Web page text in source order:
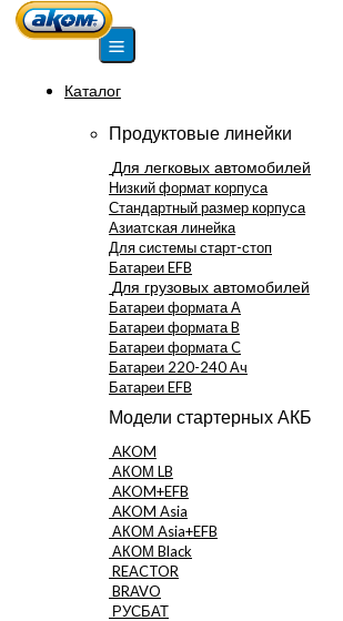
Москва
Каталог
Продуктовые линейки
Для легковых автомобилей
Низкий формат корпуса
Стандартный размер корпуса
Азиатская линейка
Для системы старт-стоп
Батареи EFB
Для грузовых автомобилей
Батареи формата А
Батареи формата B
Батареи формата C
Батареи 220-240 Ач
Батареи EFB
Модели стартерных АКБ
AKOM
АКОМ LB
AKOM+EFB
AKOM Asia
АКОМ Asia+EFB
АКОМ Black
REACTOR
BRAVO
РУСБАТ